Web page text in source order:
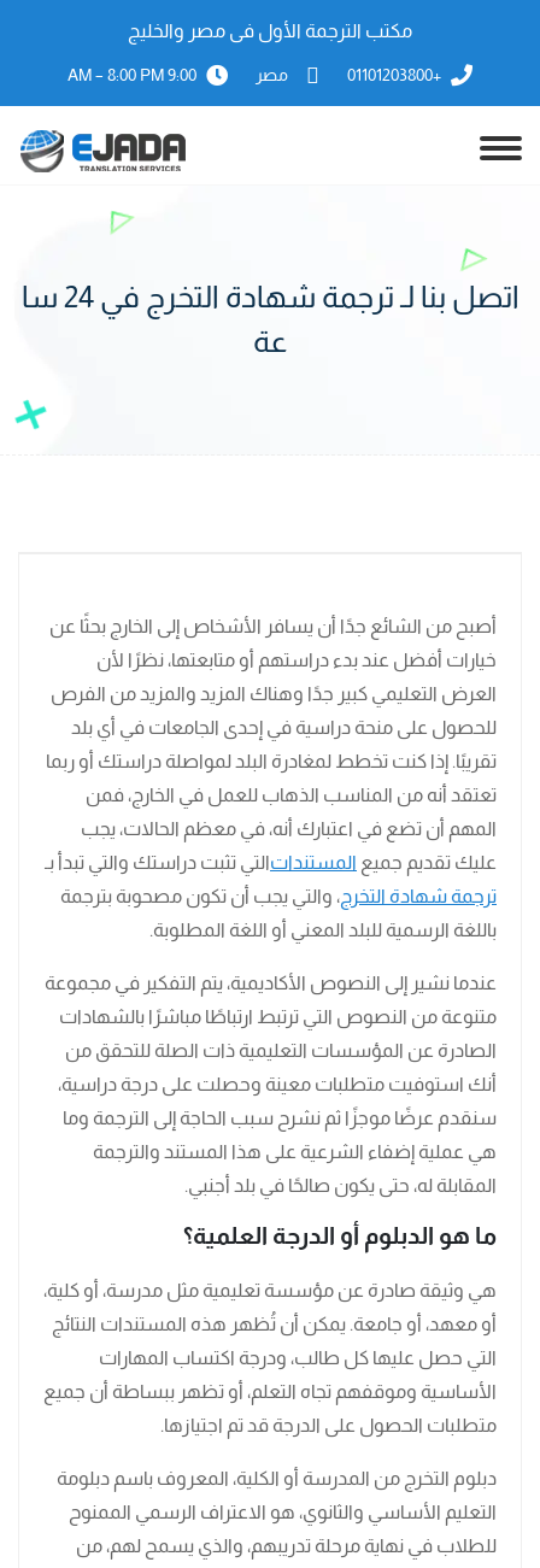
مكتب الترجمة الأول فى مصر والخليج
+01101203800 مصر 9:00 AM – 8:00 PM
اتصل بنا لـ ترجمة شهادة التخرج في 24 سا
عة
أصبح من الشائع جدًا أن يسافر الأشخاص إلى الخارج بحثًا عن
خيارات أفضل عند بدء دراستهم أو متابعتها، نظرًا لأن
العرض التعليمي كبير جدًا وهناك المزيد والمزيد من الفرص
للحصول على منحة دراسية في إحدى الجامعات في أي بلد
تقريبًا. إذا كنت تخطط لمغادرة البلد لمواصلة دراستك أو ربما
تعتقد أنه من المناسب الذهاب للعمل في الخارج، فمن
المهم أن تضع في اعتبارك أنه، في معظم الحالات، يجب
عليك تقديم جميع المستنداتالتي تثبت دراستك والتي تبدأ بـ
ترجمة شهادة التخرج، والتي يجب أن تكون مصحوبة بترجمة
باللغة الرسمية للبلد المعني أو اللغة المطلوبة.
عندما نشير إلى النصوص الأكاديمية، يتم التفكير في مجموعة
متنوعة من النصوص التي ترتبط ارتباطًا مباشرًا بالشهادات
الصادرة عن المؤسسات التعليمية ذات الصلة للتحقق من
أنك استوفيت متطلبات معينة وحصلت على درجة دراسية،
سنقدم عرضًا موجزًا ثم نشرح سبب الحاجة إلى الترجمة وما
هي عملية إضفاء الشرعية على هذا المستند والترجمة
المقابلة له، حتى يكون صالحًا في بلد أجنبي.
ما هو الدبلوم أو الدرجة العلمية؟
هي وثيقة صادرة عن مؤسسة تعليمية مثل مدرسة، أو كلية،
أو معهد، أو جامعة. يمكن أن تُظهر هذه المستندات النتائج
التي حصل عليها كل طالب، ودرجة اكتساب المهارات
الأساسية وموقفهم تجاه التعلم، أو تظهر ببساطة أن جميع
متطلبات الحصول على الدرجة قد تم اجتيازها.
دبلوم التخرج من المدرسة أو الكلية، المعروف باسم دبلومة
التعليم الأساسي والثانوي، هو الاعتراف الرسمي الممنوح
للطلاب في نهاية مرحلة تدريبهم، والذي يسمح لهم، من